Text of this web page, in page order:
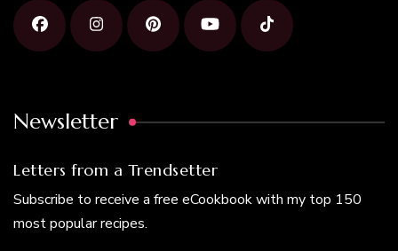
Newsletter
Letters from a Trendsetter
Subscribe to receive a free eCookbook with my top 150
most popular recipes.